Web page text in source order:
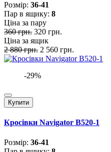
Розмiр: 36-41
Пар в ящику: 8
Ціна за пару
360 грн. 320 грн.
Ціна за ящик
2 880 грн. 2 560 грн.
-29%
Купити
Кросівки Navigator B520-1
Розмiр: 36-41